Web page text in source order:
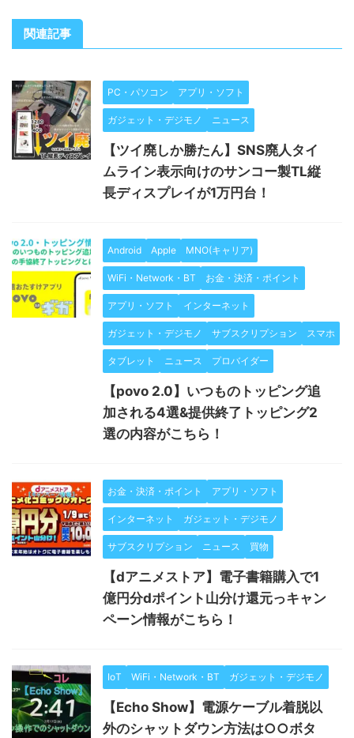
関連記事
PC・パソコン アプリ・ソフト
ガジェット・デジモノ ニュース
【ツイ廃しか勝たん】SNS廃人タイ
ムライン表示向けのサンコー製TL縦
長ディスプレイが1万円台！
Android Apple MNO(キャリア)
WiFi・Network・BT お金・決済・ポイント
アプリ・ソフト インターネット
ガジェット・デジモノ サブスクリプション スマホ
タブレット ニュース プロバイダー
【povo 2.0】いつものトッピング追
加される4選&提供終了トッピング2
選の内容がこちら！
お金・決済・ポイント アプリ・ソフト
インターネット ガジェット・デジモノ
サブスクリプション ニュース 買物
【dアニメストア】電子書籍購入で1
億円分dポイント山分け還元っキャン
ペーン情報がこちら！
IoT WiFi・Network・BT ガジェット・デジモノ
【Echo Show】電源ケーブル着脱以
外のシャットダウン方法は○○ボタ